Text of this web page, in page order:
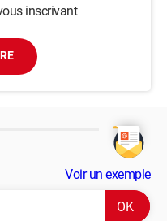
inscrivant
Voir un exemple